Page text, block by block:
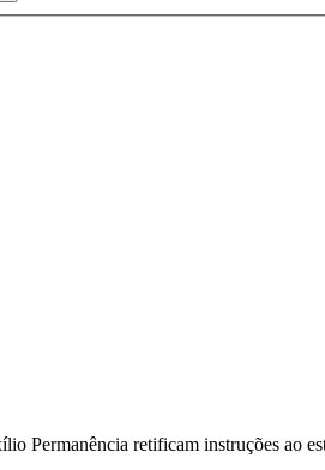
Permanência retificam instruções ao